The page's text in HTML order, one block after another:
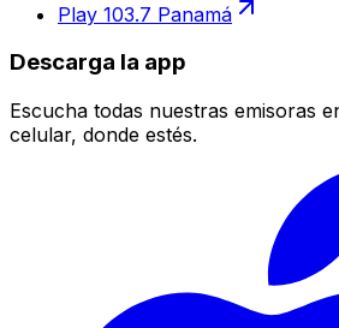
Play 103.7 Panamá
Descarga la app
Escucha todas nuestras emisoras
celular, donde estés.